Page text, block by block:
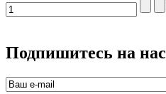
Подпишитесь на нас